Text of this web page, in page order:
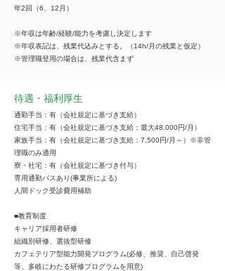
年2回（6、12月）
※年収は年齢/経験/能力を考慮し決定します
※年収表記は、残業代込みとする。（14h/月の残業と仮定）
※管理職登用の場合は、残業代含まず
待遇・福利厚生
通勤手当：有（会社規定に基づき支給）
住宅手当：有（会社規定に基づき支給：最大48,000円/月）
家族手当：有（会社規定に基づき支給：7,500円/月～）※非管
理職のみ適用
寮・社宅：有（会社規定に基づき付与）
専用通勤バスあり(事業所による)
人間ドック受診費用補助
■教育制度
キャリア採用者研修
組織別研修、選抜型研修
カフェテリア型能力開発プログラム(必修、推奨、自己啓発
等、多岐にわたる研修プログラムを用意)